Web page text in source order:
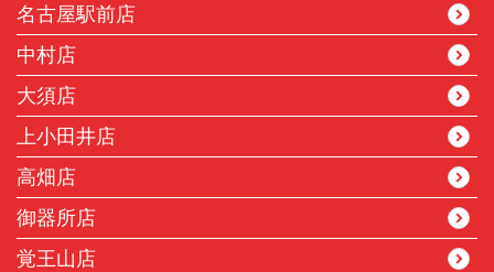
名古屋駅前店
中村店
大須店
上小田井店
高畑店
御器所店
覚王山店